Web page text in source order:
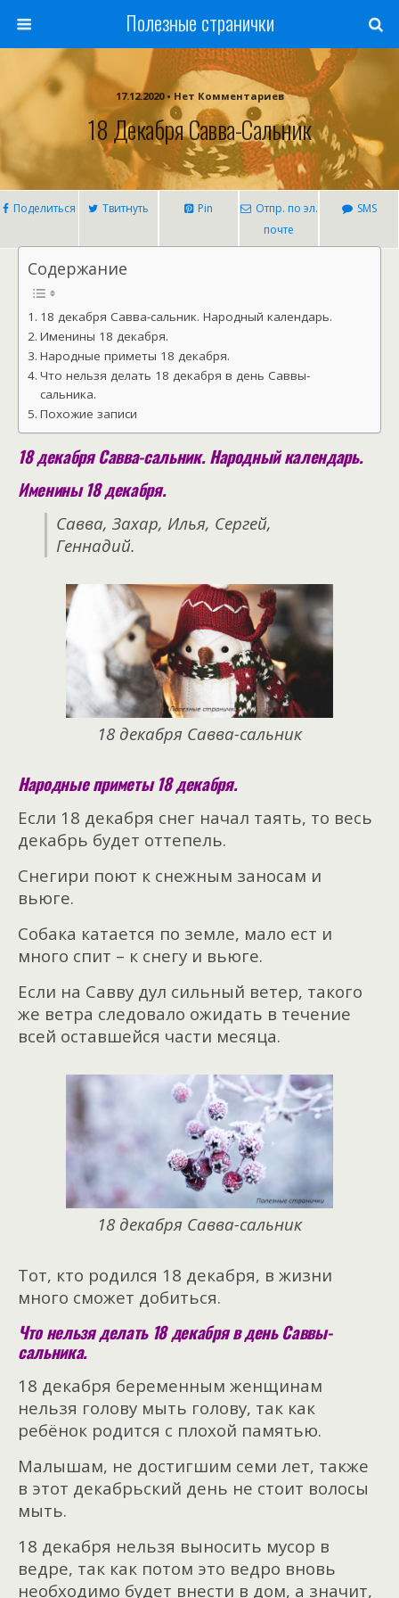
Полезные странички
17.12.2020 • Нет Комментариев
18 Декабря Савва-Сальник
Поделиться Твитнуть Pin
Отпр. по эл.
почте
SMS
Содержание
18 декабря Савва-сальник. Народный календарь.
Именины 18 декабря.
Народные приметы 18 декабря.
Что нельзя делать 18 декабря в день Саввы-
сальника.
Похожие записи
18 декабря Савва-сальник. Народный календарь.
Именины 18 декабря.
Савва, Захар, Илья, Сергей,
Геннадий.
18 декабря Савва-сальник
Народные приметы 18 декабря.
Если 18 декабря снег начал таять, то весь
декабрь будет оттепель.
Снегири поют к снежным заносам и
вьюге.
Собака катается по земле, мало ест и
много спит – к снегу и вьюге.
Если на Савву дул сильный ветер, такого
же ветра следовало ожидать в течение
всей оставшейся части месяца.
18 декабря Савва-сальник
Тот, кто родился 18 декабря, в жизни
много сможет добиться.
Что нельзя делать 18 декабря в день Саввы-
сальника.
18 декабря беременным женщинам
нельзя голову мыть голову, так как
ребёнок родится с плохой памятью.
Малышам, не достигшим семи лет, также
в этот декабрьский день не стоит волосы
мыть.
18 декабря нельзя выносить мусор в
ведре, так как потом это ведро вновь
необходимо будет внести в дом, а значит,